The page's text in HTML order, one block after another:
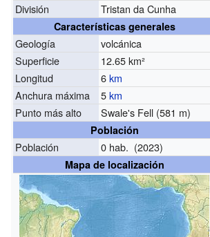
División
Tristan da Cunha
Características generales
Geología
volcánica
Superficie
12.65 km²
Longitud
6km
Anchura máxima
5km
Punto más alto
Swale's Fell (581 m)
Población
Población 0 hab. (2023)
Mapa de localización